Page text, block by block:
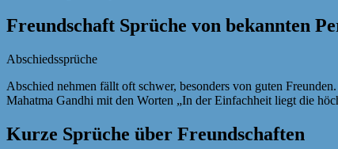
Freundschaft Sprüche von bekannten
Abschiedssprüche
Abschied nehmen fällt oft schwer, besonders von guten
Mahatma Gandhi mit den Worten „In der Einfachheit liegt die
Kurze Sprüche über Freundschaften